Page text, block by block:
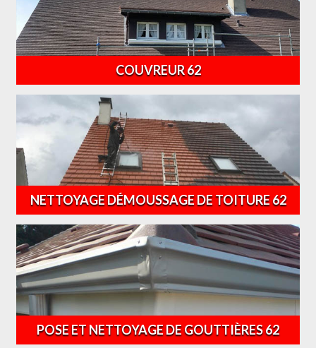
COUVREUR 62
NETTOYAGE DÉMOUSSAGE DE TOITURE 62
POSE ET NETTOYAGE DE GOUTTIÈRES 62